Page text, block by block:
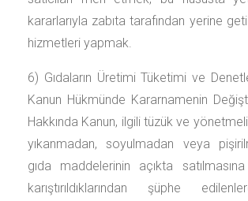
kararlarıyla zabıta tarafından yerine
hizmetleri yapmak.
6) Gıdaların Üretimi Tüketimi ve
Kanun Hükmünde Kararnamenin
Hakkında Kanun, ilgili tüzük ve
yıkanmadan, soyulmadan veya
gıda maddelerinin açıkta
karıştırıldıklarından şüphe